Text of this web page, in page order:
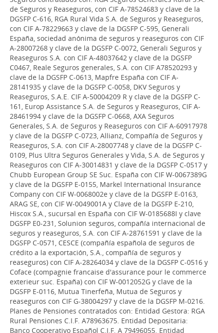
de Seguros y Reaseguros, con CIF A-78524683 y clave de la
DGSFP C-616, RGA Rural Vida S.A. de Seguros y Reaseguros,
con CIF A-78229663 y clave de la DGSFP C-595, Generali
España, sociedad anónima de seguros y reaseguros con CIF
A-28007268 y clave de la DGSFP C-0072, Generali Seguros y
Reaseguros S.A. con CIF A-48037642 y clave de la DGSFP
C0467, Reale Seguros generales, S.A. con CIF A78520293 y
clave de la DGSFP C-0613, Mapfre España con CIF A-
28141935 y clave de la DGSFP C-0058, DKV Seguros y
Reaseguros, S.A.E. CIF A-50004209 R y clave de la DGSFP C-
161, Europ Assistance S.A. de Seguros y Reaseguros, CIF A-
28461994 y clave de la DGSFP C-0668, AXA Seguros
Generales, S.A. de Seguros y Reaseguros con CIF A-60917978
y clave de la DGSFP C-0723, Allianz, Compañía de Seguros y
Reaseguros, S.A. con CIF A-28007748 y clave de la DGSFP C-
0109, Plus Ultra Seguros Generales y Vida, S.A. de Seguros y
Reaseguros con CIF A-30014831 y clave de la DGSFP C-0517 y
Chubb European Group SE Suc. España con CIF W-0067389G
y clave de la DGSFP E-0155, Markel International Insurance
Company con CIF W-0068002e y clave de la DGSFP E-0163,
ARAG SE, con CIF W-0049001A y Clave de la DGSFP E-210,
Hiscox S.A., sucursal en España con CIF W-0185688I y clave
DGSFP E0-231, Solunion seguros, compañía internacional de
seguros y reaseguros, S.A. con CIF A-28761591 y clave de la
DGSFP C-0571, CESCE (compañía española de seguros de
crédito a la exportación, S.A., compañía de seguros y
reaseguros) con CIF A-28264034 y clave de la DGSFP C-0516 y
Coface (compagnie francaise d'assurance pour le commerce
exterieur suc. España) con CIF W-0012052G y clave de la
DGSFP E-0116, Mutua Tinerfeña, Mutua de Seguros y
reaseguros con CIF G-38004297 y clave de la DGSFP M-0216.
Planes de Pensiones contratados con: Entidad Gestora: RGA
Rural Pensiones C.I.F. A78963675. Entidad Depositaria:
Banco Cooperativo Español C.I.F. A 79496055. Entidad